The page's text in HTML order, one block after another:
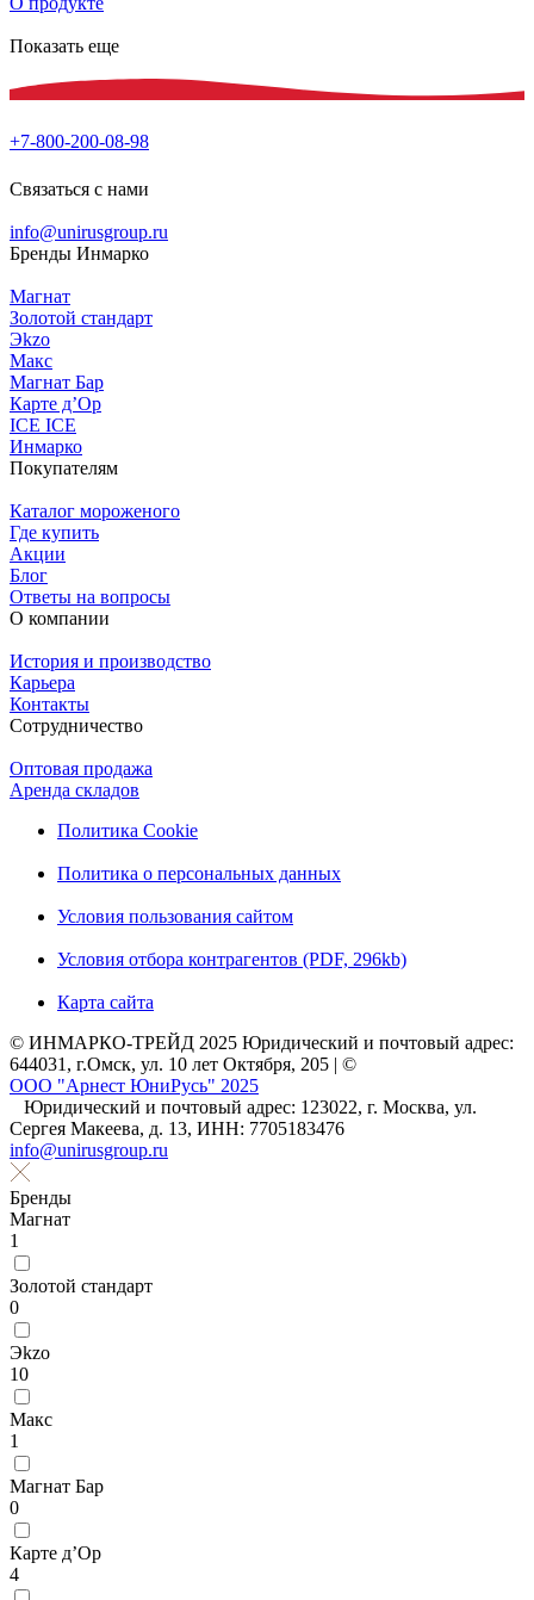
Показать еще
+7-800-200-08-98
Связаться с нами
info@unirusgroup.ru
Бренды Инмарко
Магнат
Золотой стандарт
Эkzо
Макс
Магнат Бар
Карте д’Ор
ICE ICE
Инмарко
Покупателям
Каталог мороженого
Где купить
Акции
Блог
Ответы на вопросы
О компании
История и производство
Карьера
Контакты
Сотрудничество
Оптовая продажа
Аренда складов
Политика Cookie
Политика о персональных данных
Условия пользования сайтом
Условия отбора контрагентов (PDF, 296kb)
Карта сайта
© ИНМАРКО-ТРЕЙД 2025 Юридический и почтовый адрес:
644031, г.Омск, ул. 10 лет Октября, 205 | ©
ООО "Арнест ЮниРусь" 2025
Юридический и почтовый адрес: 123022, г. Москва, ул.
Сергея Макеева, д. 13, ИНН: 7705183476
info@unirusgroup.ru
Бренды
Магнат
1
Золотой стандарт
0
Эkzо
10
Макс
1
Магнат Бар
0
Карте д’Ор
4